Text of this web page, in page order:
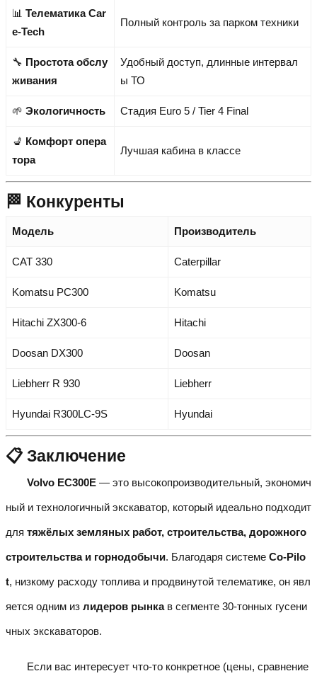
📊 Телематика Car
e-Tech
Полный контроль за парком техники
🔧 Простота обслу
живания
Удобный доступ, длинные интервал
ы ТО
🌱 Экологичность Стадия Euro 5 / Tier 4 Final
💺 Комфорт опера
тора
Лучшая кабина в классе
🏁 Конкуренты
Модель Производитель
CAT 330 Caterpillar
Komatsu PC300 Komatsu
Hitachi ZX300-6 Hitachi
Doosan DX300 Doosan
Liebherr R 930 Liebherr
Hyundai R300LC-9S Hyundai
📋 Заключение
Volvo EC300E — это высокопроизводительный, экономич
ный и технологичный экскаватор, который идеально подходит
для тяжёлых земляных работ, строительства, дорожного
строительства и горнодобычи. Благодаря системе Co-Pilo
t, низкому расходу топлива и продвинутой телематике, он явл
яется одним из лидеров рынкав сегменте 30-тонных гусени
чных экскаваторов.
Если вас интересует что-то конкретное (цены, сравнение